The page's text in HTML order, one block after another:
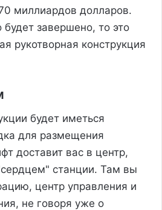
миллиардов долларов.
будет завершено, то это
рукотворная конструкция
будет иметься
для размещения
доставит вас в центр,
станции. Там вы
центр управления и
не говоря уже о